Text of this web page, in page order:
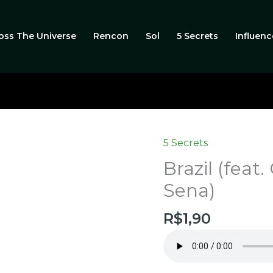
The Universe Rencon Sol 5 Secrets
5 Secrets
Brazil (feat.
Sena)
R$1,90
Brazil
(feat.
Cassio
Brasil
Marcos
Sena)